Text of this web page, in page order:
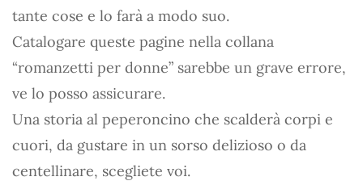
tante cose e lo farà a modo suo.
Catalogare queste pagine nella collana
“romanzetti per donne” sarebbe un grave errore,
ve lo posso assicurare.
Una storia al peperoncino che scalderà corpi e
cuori, da gustare in un sorso delizioso o da
centellinare, scegliete voi.